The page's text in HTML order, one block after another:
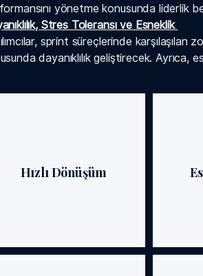
yönetme konusunda liderlik
Stres Toleransı ve Esneklik
sprint süreçlerinde karşılaşılan
dayanıklılık geliştirecek. Ayrıca,
Hızlı Dönüşüm